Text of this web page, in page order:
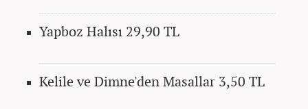
Yapboz Halısı 29,90 TL
Kelile ve Dimne'den Masallar 3,50 TL